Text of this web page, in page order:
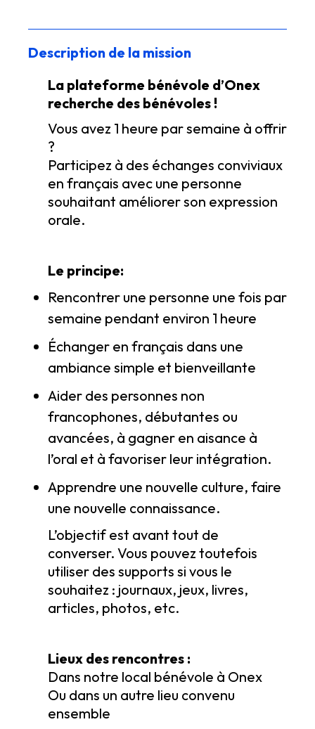
Description de la mission
La plateforme bénévole d’Onex
recherche des bénévoles !
Vous avez 1 heure par semaine à offrir
?
Participez à des échanges conviviaux
en français avec une personne
souhaitant améliorer son expression
orale.
Le principe:
Rencontrer une personne une fois par
semaine pendant environ 1 heure
Échanger en français dans une
ambiance simple et bienveillante
Aider des personnes non
francophones, débutantes ou
avancées, à gagner en aisance à
l’oral et à favoriser leur intégration.
Apprendre une nouvelle culture, faire
une nouvelle connaissance.
L’objectif est avant tout de
converser. Vous pouvez toutefois
utiliser des supports si vous le
souhaitez : journaux, jeux, livres,
articles, photos, etc.
Lieux des rencontres :
Dans notre local bénévole à Onex
Ou dans un autre lieu convenu
ensemble